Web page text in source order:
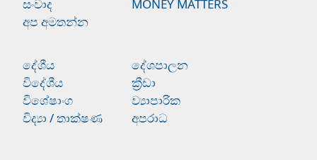
සංවාද
MONEY MATTERS
අප අමතන්න
දේශීය
දේශපාලන
විදේශීය
ක්‍රීඩා
විශේෂාංග
ව්‍යාපාරික
විද්‍යා / තාක්ෂණ
අපරාධ